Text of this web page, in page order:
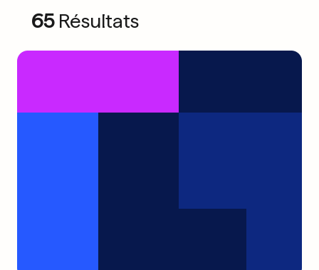
65 Résultats